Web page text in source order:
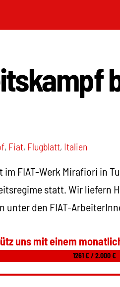
, Fiat, Flugblatt, Italien
FIAT-Werk Mirafiori in
statt. Wir liefern
unter den FIAT-
uns mit einem
1261 € / 2.000 €